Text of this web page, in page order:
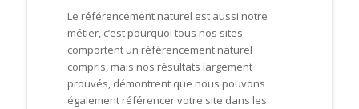
Le référencement naturel est aussi notre
métier, c’est pourquoi tous nos sites
comportent un référencement naturel
compris, mais nos résultats largement
prouvés, démontrent que nous pouvons
également référencer votre site dans les